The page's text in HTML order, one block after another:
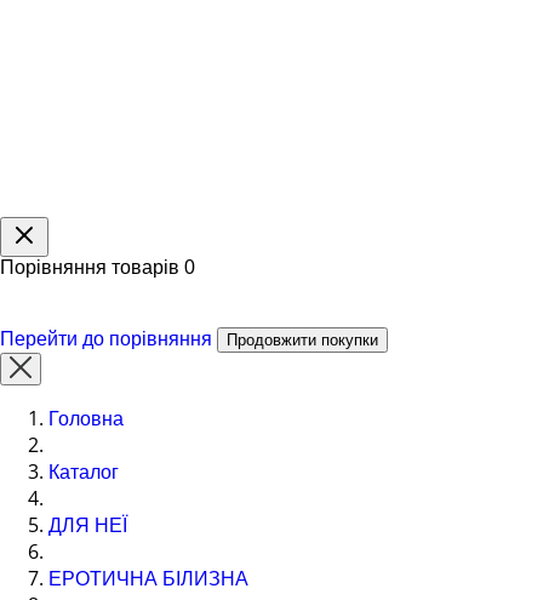
Порівняння товарів 0
Перейти до порівняння Продовжити покупки
Головна
Каталог
ДЛЯ НЕЇ
ЕРОТИЧНА БІЛИЗНА